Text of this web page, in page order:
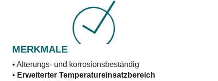
MERKMALE
• Alterungs- und korrosionsbeständig
• Erweiterter Temperatureinsatzbereich